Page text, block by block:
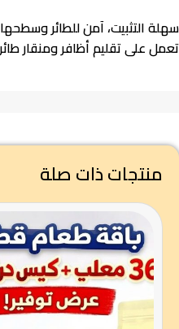
سهلة التثبيت، آمن للطائر وسطحها
تعمل على تقليم أظافر ومنقار
منتجات ذات صلة